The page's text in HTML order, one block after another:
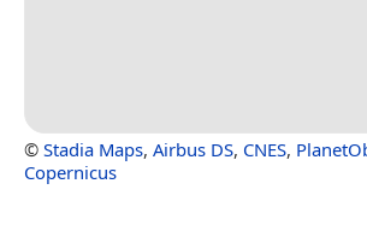
© Stadia Maps, Airbus DS, CNES,
Copernicus